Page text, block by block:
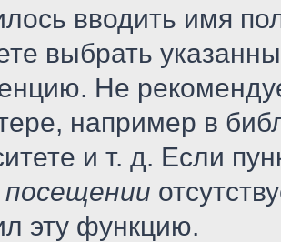
вводить имя
выбрать
Не
например в
и т. д. Если
эту функцию.